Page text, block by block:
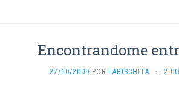
Encontrandome
27/10/2009 POR LABISCHITA · 2